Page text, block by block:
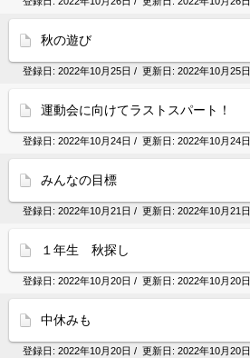
秋の遊び
登録日: 2022年10月25日 / 更新日: 2022年10月25日
運動会に向けてラストスパート！
登録日: 2022年10月24日 / 更新日: 2022年10月24日
みんなの目標
登録日: 2022年10月21日 / 更新日: 2022年10月21日
１年生 秋探し
登録日: 2022年10月20日 / 更新日: 2022年10月20日
中休みも
登録日: 2022年10月20日 / 更新日: 2022年10月20日